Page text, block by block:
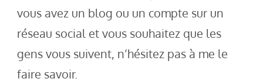
vous avez un blog ou un compte sur un
réseau social et vous souhaitez que les
gens vous suivent, n’hésitez pas à me le
faire savoir.